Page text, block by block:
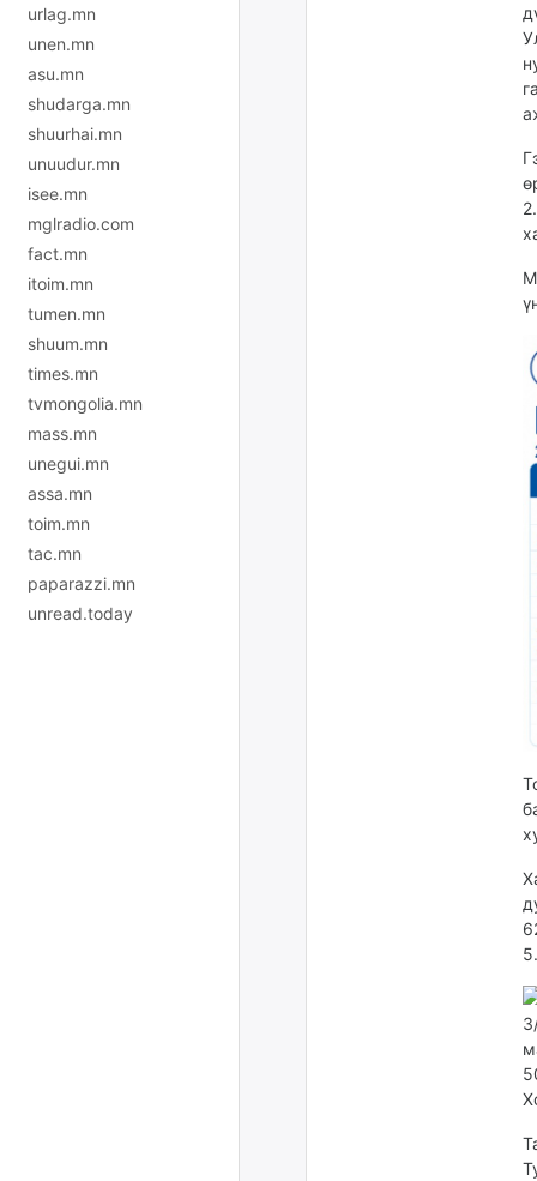
urlag.mn
unen.mn
asu.mn
shudarga.mn
shuurhai.mn
unuudur.mn
isee.mn
mglradio.com
fact.mn
itoim.mn
tumen.mn
shuum.mn
times.mn
tvmongolia.mn
mass.mn
unegui.mn
assa.mn
toim.mn
tac.mn
paparazzi.mn
unread.today